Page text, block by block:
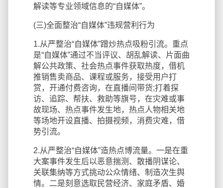
解读等专业领域信息的“自媒体”。
(三)全面整治“自媒体”违规营利行为
1.从严整治“自媒体”蹭炒热点吸粉引流。重点
是“自媒体”通过不当评议、胡乱解读、片面曲
解公共政策、社会热点事件获取热度，借机
推销售卖商品、课程或服务，接受用户打
赏，开通付费咨询，在直播间带货;打着探
访、追踪、帮扶、救助等旗号，在灾难或事
故现场、热点事件发生地，热点人物相关地
等场地开设直播、拍摄视频，消费灾难，借
势引流。
2.从严整治“自媒体”造热点博流量。一是在重
大案事件发生后以恶意揣测、散播阴谋论、
关联集纳等方式挑动公众情绪、制造次生舆
情。二是刻意选取民营经济、家庭矛盾、婚